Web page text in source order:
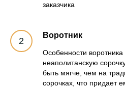
заказчика
Воротник
Особенности
неаполитанскую
быть мягче, чем на
сорочках, что придает